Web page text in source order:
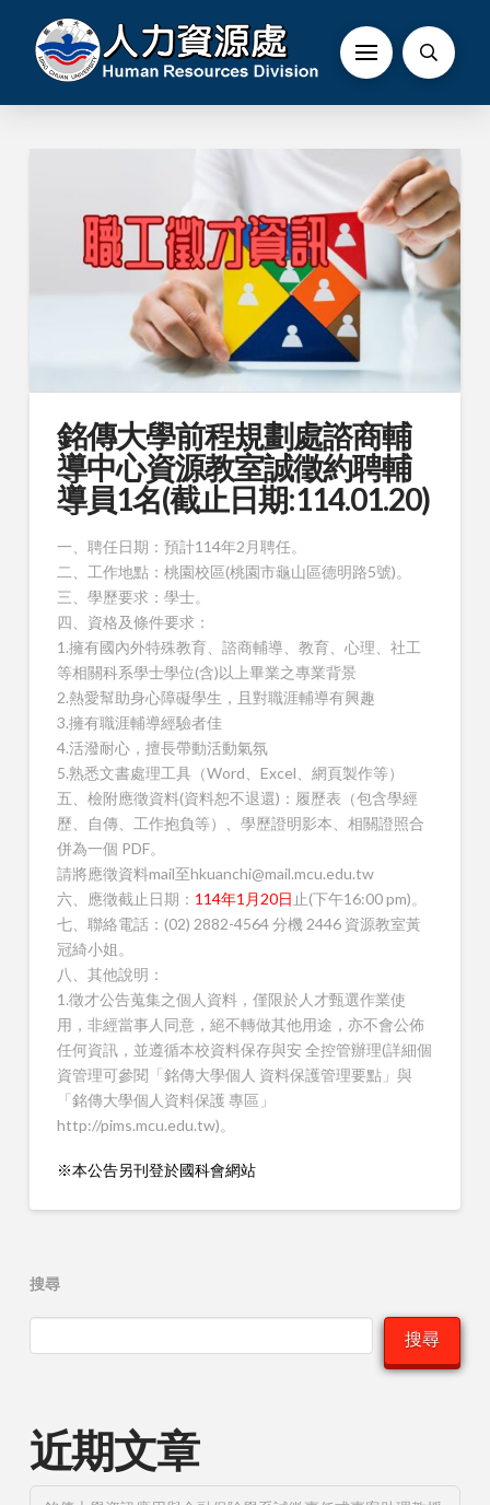
銘傳大學前程規劃處諮商輔
導中心資源教室誠徵約聘輔
導員1名(截止日期:114.01.20)
一、聘任日期：預計114年2月聘任。
二、工作地點：桃園校區(桃園市龜山區德明路5號)。
三、學歷要求：學士。
四、資格及條件要求：
1.擁有國內外特殊教育、諮商輔導、教育、心理、社工
等相關科系學士學位(含)以上畢業之專業背景
2.熱愛幫助身心障礙學生，且對職涯輔導有興趣
3.擁有職涯輔導經驗者佳
4.活潑耐心，擅長帶動活動氣氛
5.熟悉文書處理工具（Word、Excel、網頁製作等）
五、檢附應徵資料(資料恕不退還)：履歷表（包含學經
歷、自傳、工作抱負等）、學歷證明影本、相關證照合
併為一個 PDF。
請將應徵資料mail至hkuanchi@mail.mcu.edu.tw
六、應徵截止日期： 114年1月20日 止(下午16:00 pm)。
七、聯絡電話：(02) 2882-4564 分機 2446 資源教室黃
冠綺小姐。
八、其他說明：
1.徵才公告蒐集之個人資料，僅限於人才甄選作業使
用，非經當事人同意，絕不轉做其他用途，亦不會公佈
任何資訊，並遵循本校資料保存與安 全控管辦理(詳細個
資管理可參閱「銘傳大學個人 資料保護管理要點」與
「銘傳大學個人資料保護 專區」
http://pims.mcu.edu.tw)。
※本公告另刊登於國科會網站
搜尋
搜尋
近期文章